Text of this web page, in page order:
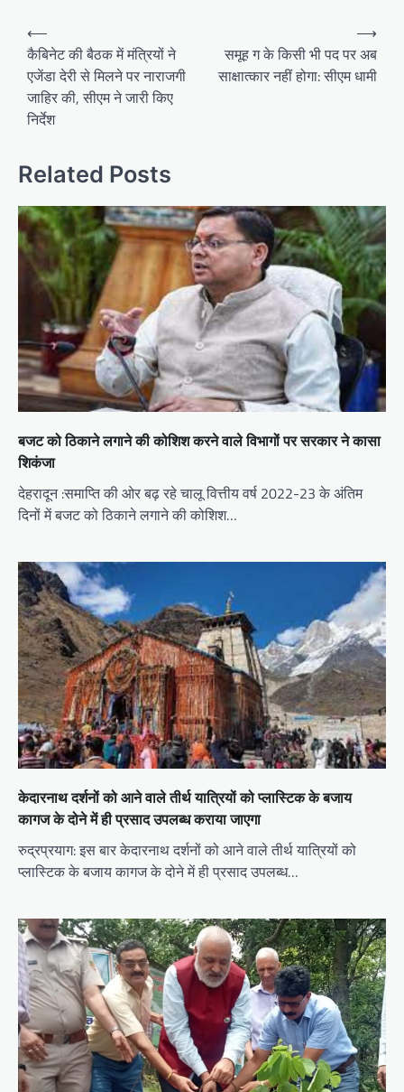
o
a
i
g
i
o
n
⟵
कैबिनेट की बैठक में मंत्रियों ने
एजेंडा देरी से मिलने पर नाराजगी
जाहिर की, सीएम ने जारी किए
निर्देश
समूह ग के किसी भी पद पर अब
साक्षात्कार नहीं होगा: सीएम धामी
⟶
Related Posts
बजट को ठिकाने लगाने की कोशिश करने वाले विभागों पर सरकार ने कासा
शिकंजा
देहरादून :समाप्ति की ओर बढ़ रहे चालू वित्तीय वर्ष 2022-23 के अंतिम
दिनों में बजट को ठिकाने लगाने की कोशिश…
केदारनाथ दर्शनों को आने वाले तीर्थ यात्रियों को प्लास्टिक के बजाय
कागज के दोने में ही प्रसाद उपलब्ध कराया जाएगा
रुद्रप्रयाग: इस बार केदारनाथ दर्शनों को आने वाले तीर्थ यात्रियों को
प्लास्टिक के बजाय कागज के दोने में ही प्रसाद उपलब्ध…